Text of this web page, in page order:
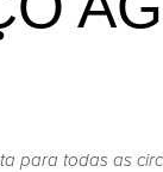
para todas as